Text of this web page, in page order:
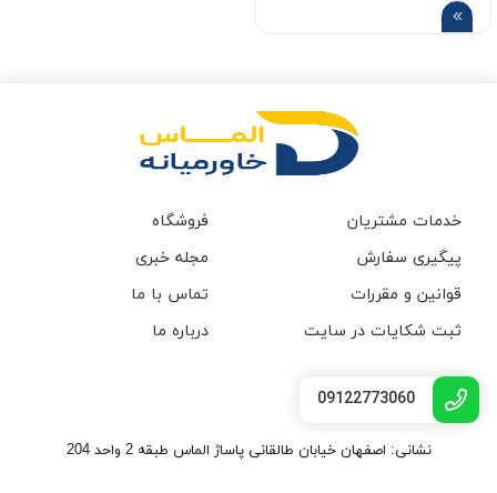
خدمات مشتریان
پیگیری سفارش
قوانین و مقررات
ثبت شکایات در سایت
فروشگاه
مجله خبری
تماس با ما
درباره ما
09122773060
نشانی: اصفهان خیابان طالقانی پاساژ الماس طبقه 2 واحد 204